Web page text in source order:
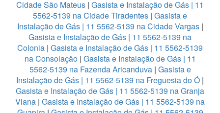
Cidade São Mateus | Gasista e Instalação de Gás | 11
5562-5139 na Cidade Tiradentes | Gasista e
Instalação de Gás | 11 5562-5139 na Cidade Vargas |
Gasista e Instalação de Gás | 11 5562-5139 na
Colonia | Gasista e Instalação de Gás | 11 5562-5139
na Consolação | Gasista e Instalação de Gás | 11
5562-5139 na Fazenda Aricanduva| Gasista e
Instalação de Gás | 11 5562-5139 na Freguesia do Ó |
Gasista e Instalação de Gás | 11 5562-5139 na Granja
Viana | Gasista e Instalação de Gás | 11 5562-5139 na